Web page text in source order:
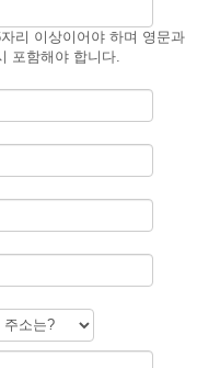
리 이상이어야 하며 영문과
포함해야 합니다.